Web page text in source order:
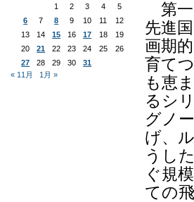
第一
先進
画期
育て
も恵
るシ
グノ
げ、
うし
ぐ規
ての
1
2 3 4
5
6
7 8 9 10 11
12
13
14 15 16 17 18
19
20
21 22 23 24 25
26
27
28 29 30
31
« 11月
1月 »